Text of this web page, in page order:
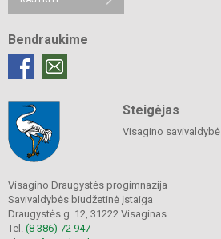
Bendraukime
Steigėjas
Visagino savivaldybė
Visagino Draugystės progimnazija
Savivaldybės biudžetinė įstaiga
Draugystės g. 12, 31222 Visaginas
Tel. (8 386) 72 947